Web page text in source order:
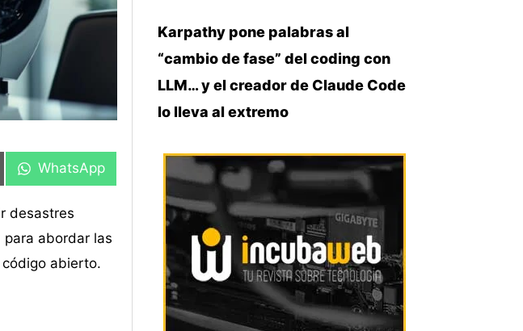
en
WhatsApp
desastres
abordar las
abierto.
en
Karpathy pone palabras al
“cambio de fase” del coding con
LLM… y el creador de Claude Code
lo lleva al extremo